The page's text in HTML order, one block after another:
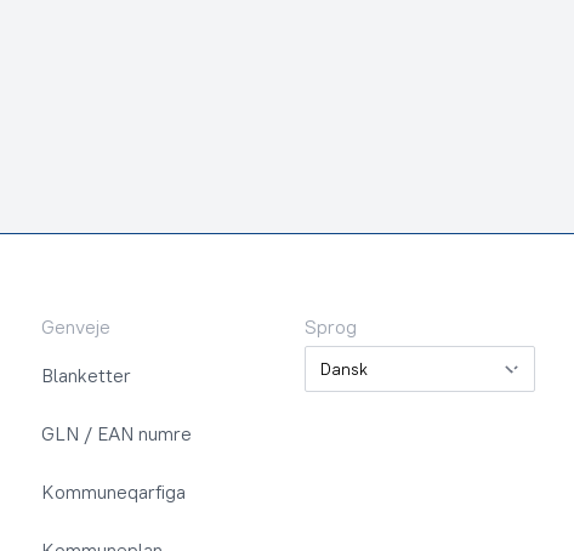
Genveje
Blanketter
GLN / EAN numre
Kommuneqarfiga
Sprog
Sprog